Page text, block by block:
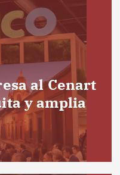
al Cenart
y amplia